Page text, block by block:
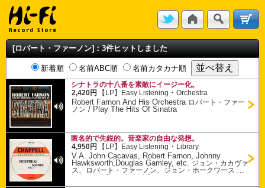
[ロバート・ファーノン]：3件ヒットしました
新着順 名前ABC順 名前カタカナ順
シナトラの十八番を素敵にイージー化。
2,420円
【LP】 Easy Listening ・Orchestra
Robert Farnon And His Orchestra ロバート・ファー
ノン / Play The Hits Of Sinatra
匿名的で先鋭的。音楽家の自由な発想。
4,950円
【LP】 Easy Listening ・ Library
V.A. John Cacavas, Robert Farnon, Johnny
Hawksworth,Douglas Gamley, etc.ジョン・カカヴァ
ス、ロバート・ファーノン、ジョン・ホークワース 他
Industrial Sounds Vol 2